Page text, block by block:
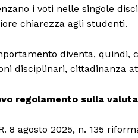
i voti nelle singole
chiarezza agli studenti.
diventa, quindi,
disciplinari, cittadinanza
regolamento sulla
8 agosto 2025, n. 135